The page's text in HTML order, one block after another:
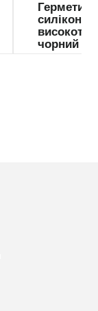
Герметик
чорний